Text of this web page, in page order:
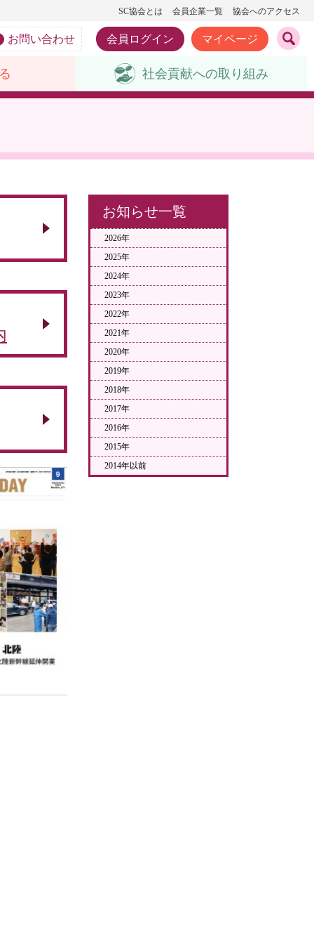
SC協会とは 会員企業一覧 協会へのアクセス
お問い合わせ 会員ログイン マイページ
社会貢献への取り組み
お知らせ一覧
2026年
2025年
2024年
2023年
2022年
2021年
2020年
2019年
2018年
2017年
2016年
2015年
2014年以前